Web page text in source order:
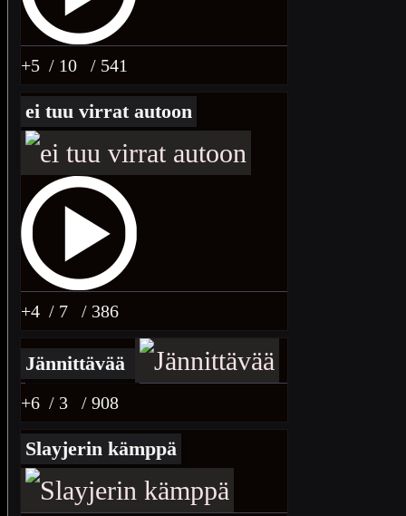
+5 / 10 / 541
ei tuu virrat autoon
+4 / 7 / 386
Jännittävää
+6 / 3 / 908
Slayjerin kämppä